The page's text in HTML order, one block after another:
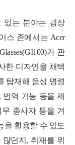
있는 분야는 굉장
스 존에서는 Acer
가 관
한 디자인을 채택
탑재해 음성 명령
역 기능 등을 제
종사자 등을 겨
을 활용할 수 있도
던지, 취재를 위